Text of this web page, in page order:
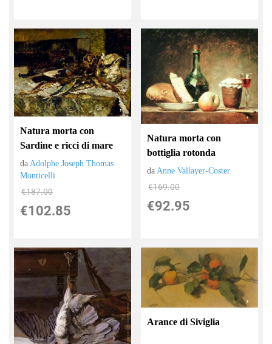
Natura morta con
Sardine e ricci di mare
daAdolphe Joseph Thomas
Monticelli
€187.00
€102.85
Natura morta con
bottiglia rotonda
da Anne Vallayer-Coster
€169.00
€92.95
Arance di Siviglia